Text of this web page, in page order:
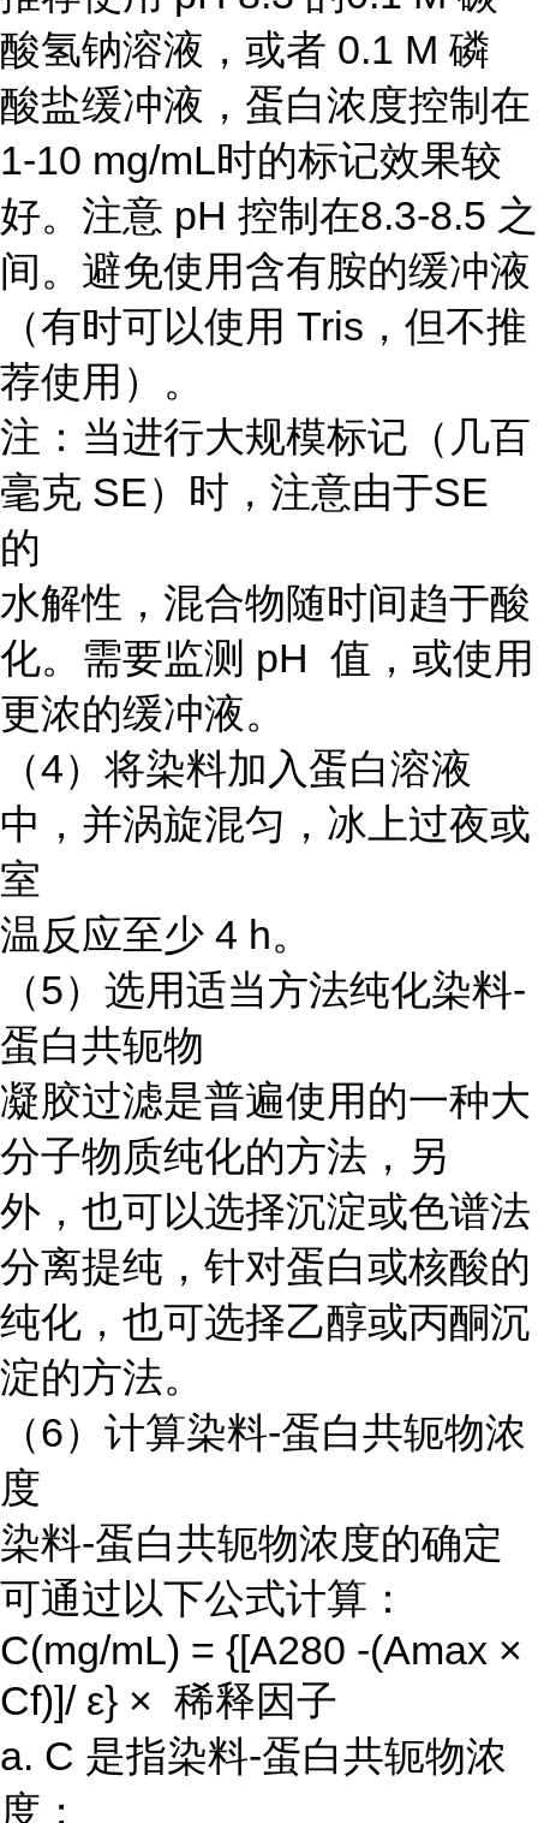
酸氢钠溶液，或者 0.1 M 磷
酸盐缓冲液，蛋白浓度控制在
1-10 mg/mL时的标记效果较
好。注意 pH 控制在8.3-8.5 之
间。避免使用含有胺的缓冲液
（有时可以使用 Tris，但不推
荐使用）。
注：当进行大规模标记（几百
毫克 SE）时，注意由于SE
的
水解性，混合物随时间趋于酸
化。需要监测 pH 值，或使用
更浓的缓冲液。
（4）将染料加入蛋白溶液
中，并涡旋混匀，冰上过夜或
室
温反应至少 4 h。
（5）选用适当方法纯化染料-
蛋白共轭物
凝胶过滤是普遍使用的一种大
分子物质纯化的方法，另
外，也可以选择沉淀或色谱法
分离提纯，针对蛋白或核酸的
纯化，也可选择乙醇或丙酮沉
淀的方法。
（6）计算染料-蛋白共轭物浓
度
染料-蛋白共轭物浓度的确定
可通过以下公式计算：
C(mg/mL) = {[A280 -(Amax ×
Cf)]/ ε} × 稀释因子
a. C 是指染料-蛋白共轭物浓
度；